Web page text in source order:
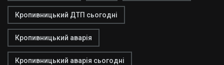
Кропивницький ДТП сьогодні
Кропивницький аварія
Кропивницький аварія сьогодні